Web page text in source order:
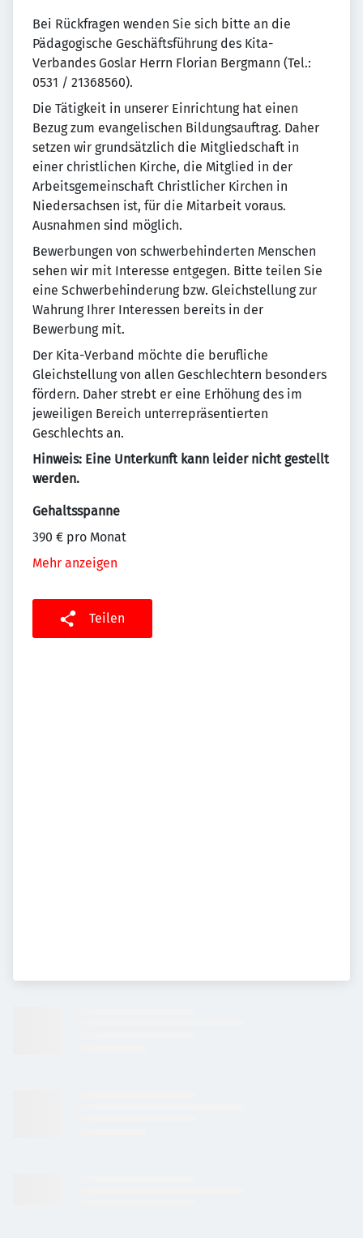
Bei Rückfragen wenden Sie sich bitte an die
Pädagogische Geschäftsführung des Kita-
Verbandes Goslar Herrn Florian Bergmann (Tel.:
0531 / 21368560).
Die Tätigkeit in unserer Einrichtung hat einen
Bezug zum evangelischen Bildungsauftrag. Daher
setzen wir grundsätzlich die Mitgliedschaft in
einer christlichen Kirche, die Mitglied in der
Arbeitsgemeinschaft Christlicher Kirchen in
Niedersachsen ist, für die Mitarbeit voraus.
Ausnahmen sind möglich.
Bewerbungen von schwerbehinderten Menschen
sehen wir mit Interesse entgegen. Bitte teilen Sie
eine Schwerbehinderung bzw. Gleichstellung zur
Wahrung Ihrer Interessen bereits in der
Bewerbung mit.
Der Kita-Verband möchte die berufliche
Gleichstellung von allen Geschlechtern besonders
fördern. Daher strebt er eine Erhöhung des im
jeweiligen Bereich unterrepräsentierten
Geschlechts an.
Hinweis: Eine Unterkunft kann leider nicht gestellt
werden.
Gehaltsspanne
390 € pro Monat
Mehr anzeigen
Teilen